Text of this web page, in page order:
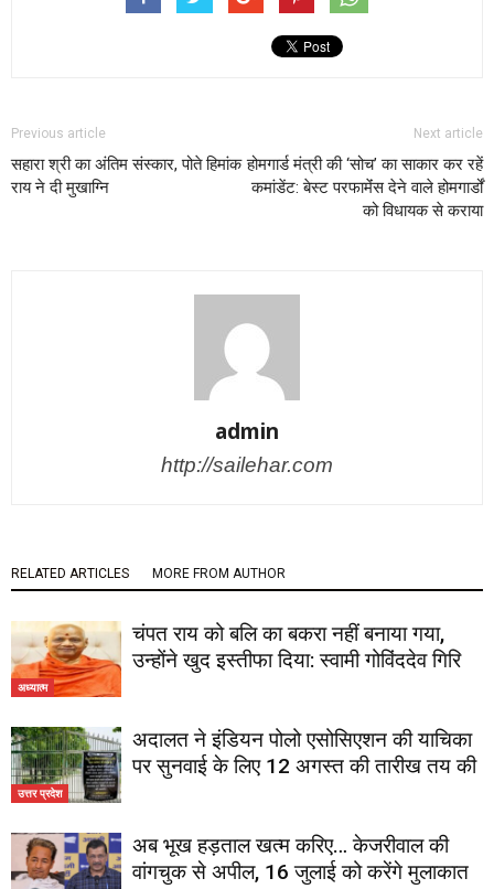
Previous article
सहारा श्री का अंतिम संस्कार, पोते हिमांक
राय ने दी मुखाग्नि
Next article
होमगार्ड मंत्री की ‘सोच’ का साकार कर रहें
कमांडेंट: बेस्ट परफामेंंस देने वाले होमगार्डों
को विधायक से कराया
admin
http://sailehar.com
RELATED ARTICLES MORE FROM AUTHOR
अध्यात्म
चंपत राय को बलि का बकरा नहीं बनाया गया,
उन्होंने खुद इस्तीफा दिया: स्वामी गोविंददेव गिरि
उत्तर प्रदेश
अदालत ने इंडियन पोलो एसोसिएशन की याचिका
पर सुनवाई के लिए 12 अगस्त की तारीख तय की
अब भूख हड़ताल खत्म करिए… केजरीवाल की
वांगचुक से अपील, 16 जुलाई को करेंगे मुलाकात